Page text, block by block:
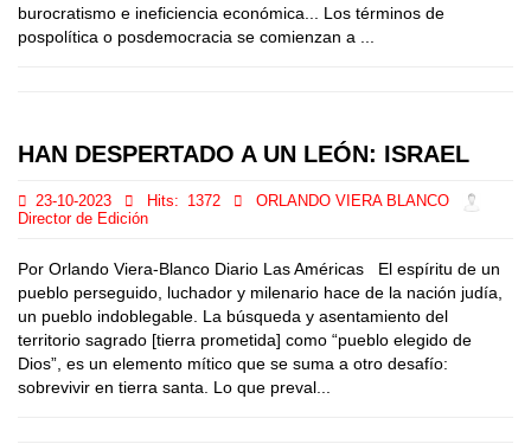
burocratismo e ineficiencia económica... Los términos de
pospolítica o posdemocracia se comienzan a ...
HAN DESPERTADO A UN LEÓN: ISRAEL
23-10-2023 Hits: 1372
ORLANDO VIERA BLANCO
Director de Edición
Por Orlando Viera-Blanco Diario Las Américas El espíritu de un
pueblo perseguido, luchador y milenario hace de la nación judía,
un pueblo indoblegable. La búsqueda y asentamiento del
territorio sagrado [tierra prometida] como “pueblo elegido de
Dios”, es un elemento mítico que se suma a otro desafío:
sobrevivir en tierra santa. Lo que preval...